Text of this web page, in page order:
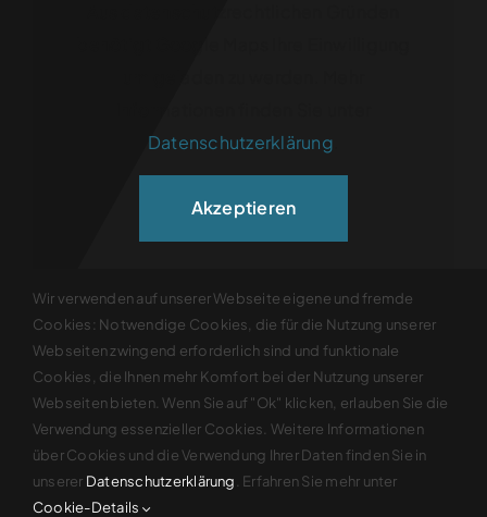
Datenschutzerklärung
Akzeptieren
Anfahrtsplan
© 2026 Zahnarztpraxis Dr. Puschmann
Wir verwenden auf unserer Webseite eigene und fremde
Cookies: Notwendige Cookies, die für die Nutzung unserer
Webseiten zwingend erforderlich sind und funktionale
Cookies, die Ihnen mehr Komfort bei der Nutzung unserer
Webseiten bieten. Wenn Sie auf "Ok" klicken, erlauben Sie die
Verwendung essenzieller Cookies. Weitere Informationen
über Cookies und die Verwendung Ihrer Daten finden Sie in
unserer Datenschutzerklärung . Erfahren Sie mehr unter
Cookie-Details